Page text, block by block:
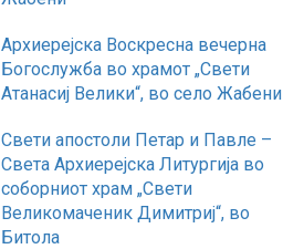
Архиерејска Воскресна вечерна
Богослужба во храмот „Свети
Атанасиј Велики“, во село Жабени
Свети апостоли Петар и Павле –
Света Архиерејска Литургија во
соборниот храм „Свети
Великомаченик Димитриј“, во
Битола